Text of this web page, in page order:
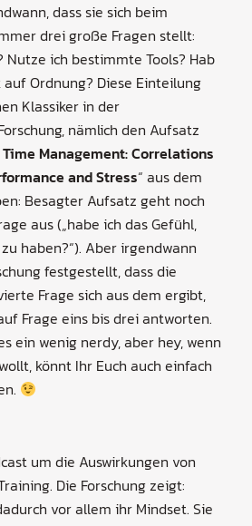
dass sie sich beim
drei große Fragen stellt:
Nutze ich bestimmte Tools? Hab
Ordnung? Diese Einteilung
Klassiker in der
nämlich den Aufsatz
Management: Correlations
and Stress“ aus dem
Besagter Aufsatz geht noch
aus („habe ich das Gefühl,
haben?“). Aber irgendwann
festgestellt, dass die
Frage sich aus dem ergibt,
Frage eins bis drei antworten.
ein wenig nerdy, aber hey, wenn
könnt Ihr Euch auch einfach
um die Auswirkungen von
Die Forschung zeigt:
vor allem ihr Mindset. Sie